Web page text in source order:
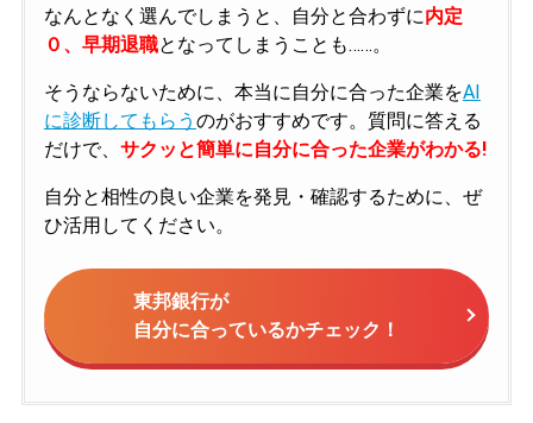
なんとなく選んでしまうと、自分と合わずに内定
０、早期退職となってしまうことも……。
そうならないために、本当に自分に合った企業をAI
に診断してもらう のがおすすめです。質問に答える
だけで、 サクッと簡単に自分に合った企業がわかる!
自分と相性の良い企業を発見・確認するために、ぜ
ひ活用してください。
東邦銀行が
自分に合っているかチェック！